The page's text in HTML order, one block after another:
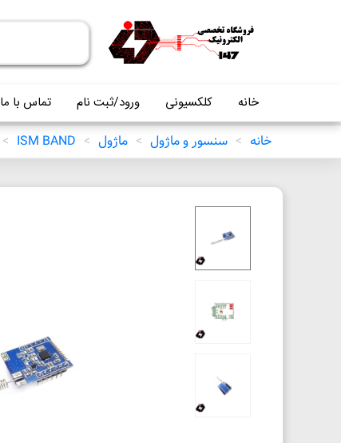
خانه کلکسیونی ورود/ثبت نام تماس با ما
خانه > سنسور و ماژول > ماژول >
ISM BAND
>